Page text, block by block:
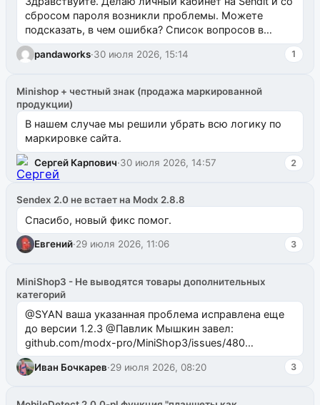
сбросом пароля возникли проблемы. Можете
подсказать, в чем ошибка? Список вопросов в
одноименном разделе на modx.pro пока пуст, и,...
pandaworks·30 июля 2026, 15:14 1
Minishop + честный знак (продажа маркированной
продукции)
В нашем случае мы решили убрать всю логику по
маркировке сайта.
Сергей Карпович·30 июля 2026, 14:57 2
Sendex 2.0 не встает на Modx 2.8.8
Спасибо, новый фикс помог.
Евгений·29 июля 2026, 11:06 3
MiniShop3 - Не выводятся товары дополнительных
категорий
@SYAN ваша указанная проблема исправлена еще
до версии 1.2.3 @Павлик Мышкин завел:
github.com/modx-pro/MiniShop3/issues/480
github.com/modx-pro/MiniShop3/issues/481Исправим
в б...
Иван Бочкарев·29 июля 2026, 08:20 3